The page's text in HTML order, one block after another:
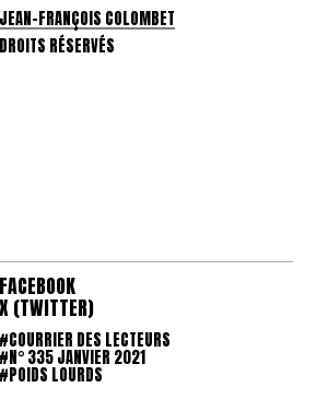
JEAN-FRANÇOIS COLOMBET
DROITS RÉSERVÉS
FACEBOOK
X (TWITTER)
#COURRIER DES LECTEURS
#N° 335 JANVIER 2021
#POIDS LOURDS